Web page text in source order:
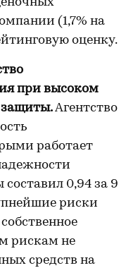
(1,7% на
оценку.
при высоком
защиты.Агентство
работает
0,94 за 9
риски
рискам не
средств на